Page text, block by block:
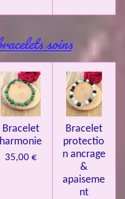
soins
Bracelet
harmonie
35,00 €
Bracelet
protectio
n ancrage
&
apaiseme
nt